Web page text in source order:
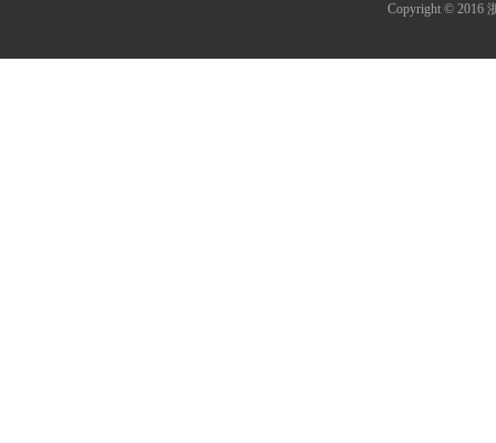
Copyright © 2016